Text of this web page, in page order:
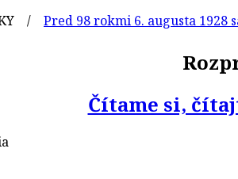
/Pred 98 rokmi 6. augusta 1928 sa
Čítame si,